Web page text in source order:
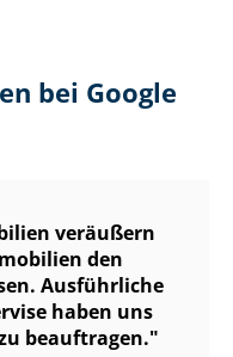
bei Google
veräußern
den
Ausführliche
haben uns
beauftragen.